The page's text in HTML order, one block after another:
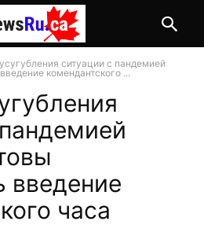
ситуации с пандемией
комендантского ...
введение
часа